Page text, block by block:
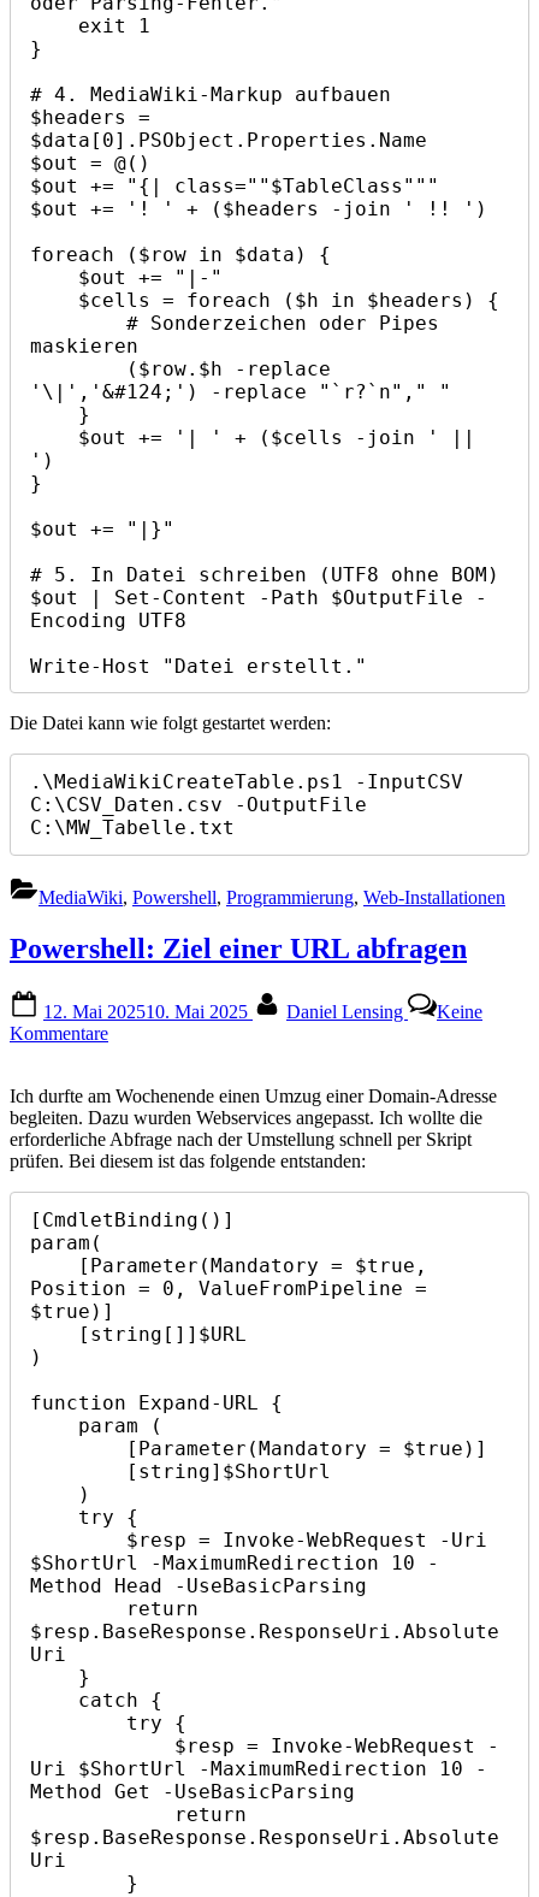
}
# 4. MediaWiki-Markup aufbauen
$headers =
$data[0].PSObject.Properties.Name
$out = @()
$out += "{| class=""$TableClass"""
$out += '! ' + ($headers -join ' !! ')
foreach ($row in $data) {
maskieren
'\|','&#124;') -replace "`r?`n"," "
')
}
$out += "|}"
# 5. In Datei schreiben (UTF8 ohne BOM)
$out | Set-Content -Path $OutputFile -
Encoding UTF8
Die Datei kann wie folgt gestartet werden:
.\MediaWikiCreateTable.ps1 -InputCSV
C:\CSV_Daten.csv -OutputFile
C:\MW_Tabelle.txt
MediaWiki, Powershell, Programmierung, Web-Installationen
Powershell: Ziel einer URL abfragen
on
12. Mai 202510. Mai 2025 Daniel Lensing
Keine
Kommentarezu
einer
URL
abfragen
Ich durfte am Wochenende einen Umzug einer Domain-Adresse
begleiten. Dazu wurden Webservices angepasst. Ich wollte die
erforderliche Abfrage nach der Umstellung schnell per Skript
prüfen. Bei diesem ist das folgende entstanden:
[CmdletBinding()]
param(
Position = 0, ValueFromPipeline =
$true)]
)
function Expand-URL {
$ShortUrl -MaximumRedirection 10 -
Method Head -UseBasicParsing
$resp.BaseResponse.ResponseUri.Absolute
Uri
Uri $ShortUrl -MaximumRedirection 10 -
Method Get -UseBasicParsing
$resp.BaseResponse.ResponseUri.Absolute
Uri